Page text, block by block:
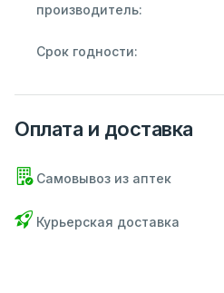
производитель:
Срок годности:
Оплата и доставка
Самовывоз из аптек
Курьерская доставка